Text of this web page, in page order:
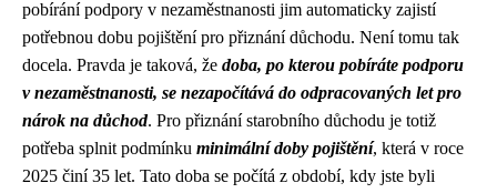
pobírání podpory v nezaměstnanosti jim automaticky zajistí
potřebnou dobu pojištění pro přiznání důchodu. Není tomu tak
docela. Pravda je taková, že doba, po kterou pobíráte podporu
v nezaměstnanosti, se nezapočítává do odpracovaných let pro
nárok na důchod. Pro přiznání starobního důchodu je totiž
potřeba splnit podmínku minimální doby pojištění, která v roce
2025 činí 35 let. Tato doba se počítá z období, kdy jste byli